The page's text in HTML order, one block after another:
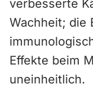
verbesserte
Wachheit; die
Effekte beim
uneinheitlich.